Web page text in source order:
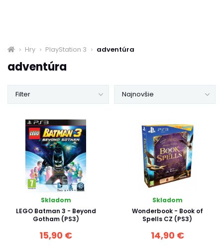
Hry PlayStation 3 adventúra
adventúra
Najnovšie
Filter
Skladom
LEGO Batman 3 - Beyond
Gotham (PS3)
15,90 €
Skladom
Wonderbook - Book of
Spells CZ (PS3)
14,90 €